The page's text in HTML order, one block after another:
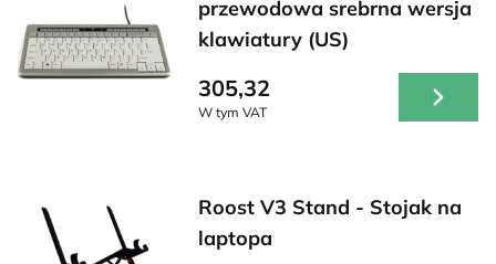
przewodowa srebrna wersja
klawiatury (US)
305,32
W tym VAT
Roost V3 Stand - Stojak na
laptopa